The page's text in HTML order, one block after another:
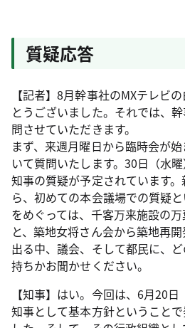
質疑応答
【記者】8月幹事社のMXテレビ
とうございました。それでは、
問させていただきます。
まず、来週月曜日から臨時会が
いて質問いたします。30日（水
知事の質疑が予定されています
ら、初めての本会議場での質疑
をめぐっては、千客万来施設の
と、築地女将さん会から築地再
出る中、議会、そして都民に、
持ちかお聞かせください。
【知事】はい。今回は、6月20
知事として基本方針ということ